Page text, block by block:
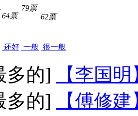
64票
还好
79票
一般
62票
很一般
多的]
【李国
多的]
【傅修